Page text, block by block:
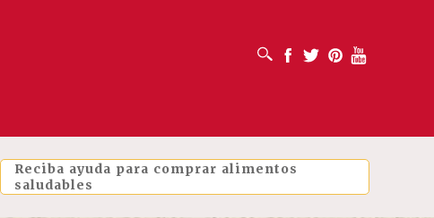
ABRIR CUADRO DE BÚSQUEDA
Facebook
Twitter PinterestYoutube
Reciba ayuda para comprar alimentos
saludables